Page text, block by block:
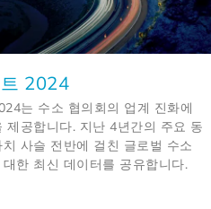
2024
는 수소 협의회의 업계 진화에
제공합니다. 지난 4년간의 주요 동
사슬 전반에 걸친 글로벌 수소
한 최신 데이터를 공유합니다.